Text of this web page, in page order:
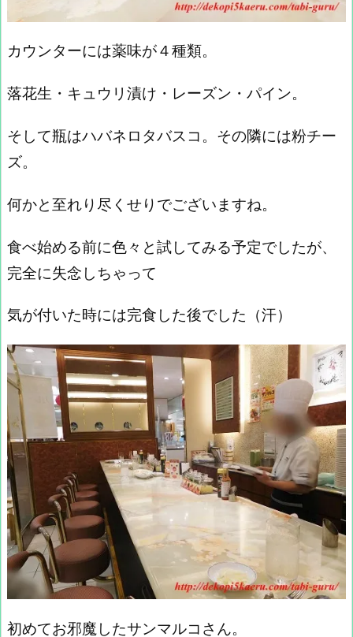
カウンターには薬味が４種類。
落花生・キュウリ漬け・レーズン・パイン。
そして瓶はハバネロタバスコ。その隣には粉チー
ズ。
何かと至れり尽くせりでございますね。
食べ始める前に色々と試してみる予定でしたが、
完全に失念しちゃって
気が付いた時には完食した後でした（汗）
初めてお邪魔したサンマルコさん。